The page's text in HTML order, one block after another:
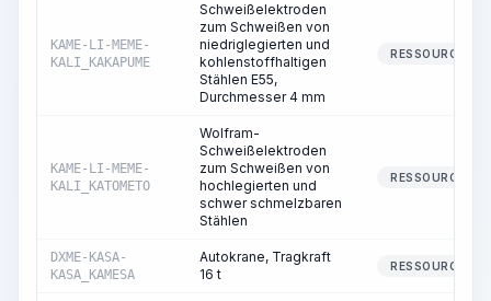
KAME-LI-MEME-
KALI_KAKAPUME
Schweißelektroden
zum Schweißen von
niedriglegierten und
kohlenstoffhaltigen
Stählen E55,
Durchmesser 4 mm
RESSOURCE
KAME-LI-MEME-
KALI_KATOMETO
Wolfram-
Schweißelektroden
zum Schweißen von
hochlegierten und
schwer schmelzbaren
Stählen
RESSOURCE
DXME-KASA-
KASA_KAMESA
Autokrane, Tragkraft
16 t
RESSOURCE